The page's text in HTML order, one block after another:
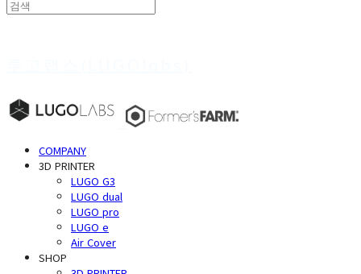
COMPANY
3D PRINTER
LUGO G3
LUGO dual
LUGO pro
LUGO e
Air Cover
SHOP